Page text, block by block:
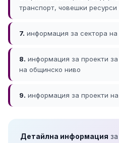
транспорт, човешки ресурси
7. информация за сектора на
8. информация за проекти
на общинско ниво
9. информация за проекти
Детайлна информация